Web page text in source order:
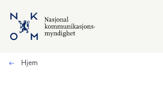
Hopp til hovedinnhold
Hjem